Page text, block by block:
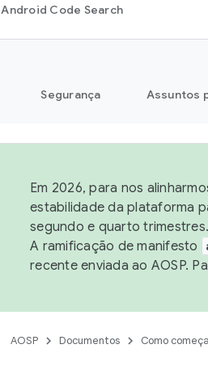
Android Code Search
Segurança Assuntos
Em 2026, para nos
estabilidade da plataforma
segundo e quarto
A ramificação de manifesto
recente enviada ao AOSP.
AOSP Documentos Como